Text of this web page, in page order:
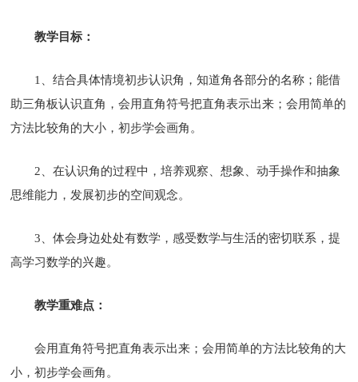
教学目标：
1、结合具体情境初步认识角，知道角各部分的名称；能借
助三角板认识直角，会用直角符号把直角表示出来；会用简单的
方法比较角的大小，初步学会画角。
2、在认识角的过程中，培养观察、想象、动手操作和抽象
思维能力，发展初步的空间观念。
3、体会身边处处有数学，感受数学与生活的密切联系，提
高学习数学的兴趣。
教学重难点：
会用直角符号把直角表示出来；会用简单的方法比较角的大
小，初步学会画角。